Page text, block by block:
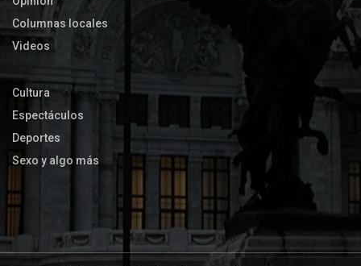
Columnas locales
Videos
Cultura
Espectáculos
Deportes
Sexo y algo más